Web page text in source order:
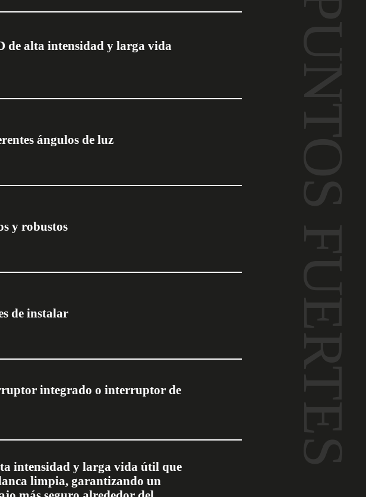
de alta intensidad y larga vida
ángulos de luz
y robustos
de instalar
integrado o interruptor de
intensidad y larga vida útil que
limpia, garantizando un